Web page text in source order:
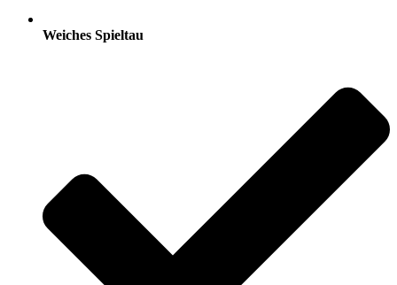
Weiches Spieltau